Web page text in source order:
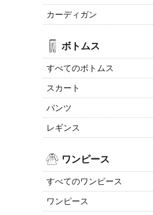
カーディガン
ボトムス
すべてのボトムス
スカート
パンツ
レギンス
ワンピース
すべてのワンピース
ワンピース